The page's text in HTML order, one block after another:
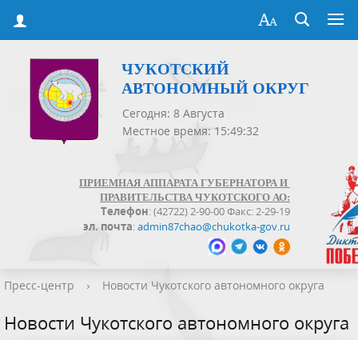
ЧУКОТСКИЙ
АВТОНОМНЫЙ ОКРУГ
Сегодня: 8 Августа
Местное время: 15:49:32
ПРИЕМНАЯ АППАРАТА ГУБЕРНАТОРА И
ПРАВИТЕЛЬСТВА ЧУКОТСКОГО АО:
Телефон: (42722) 2-90-00 Факс: 2-29-19
эл. почта:admin87chao@chukotka-gov.ru
Пресс-центр › Новости Чукотского автономного округа
Новости Чукотского автономного округа